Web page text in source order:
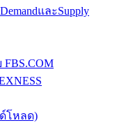
และSupply
โหลด)